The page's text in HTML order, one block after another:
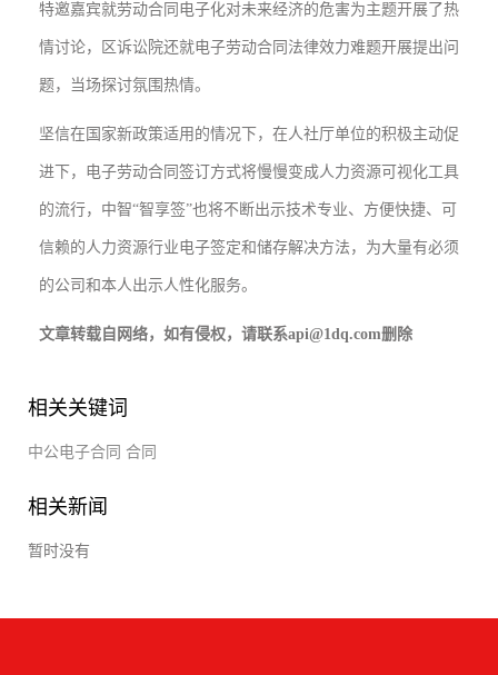
特邀嘉宾就劳动合同电子化对未来经济的危害为主题开展了热
情讨论，区诉讼院还就电子劳动合同法律效力难题开展提出问
题，当场探讨氛围热情。
坚信在国家新政策适用的情况下，在人社厅单位的积极主动促
进下，电子劳动合同签订方式将慢慢变成人力资源可视化工具
的流行，中智“智享签”也将不断出示技术专业、方便快捷、可
信赖的人力资源行业电子签定和储存解决方法，为大量有必须
的公司和本人出示人性化服务。
文章转载自网络，如有侵权，请联系api@1dq.com删除
相关关键词
中公电子合同 合同
相关新闻
暂时没有